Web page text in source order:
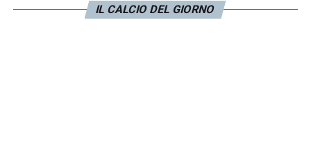
LA PLAYLIST DELLE NOSTRE TOP NEWS
IL CALCIO DEL GIORNO